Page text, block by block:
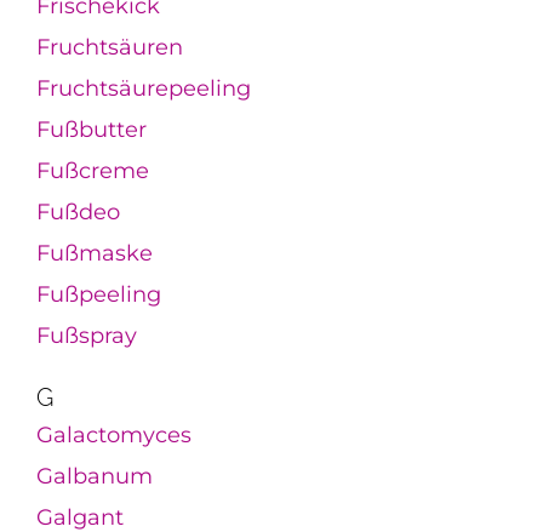
Frischekick
Fruchtsäuren
Fruchtsäurepeeling
Fußbutter
Fußcreme
Fußdeo
Fußmaske
Fußpeeling
Fußspray
G
Galactomyces
Galbanum
Galgant